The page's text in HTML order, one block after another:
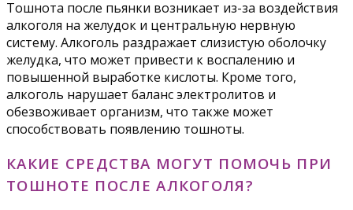
Тошнота после пьянки возникает из-за воздействия
алкоголя на желудок и центральную нервную
систему. Алкоголь раздражает слизистую оболочку
желудка, что может привести к воспалению и
повышенной выработке кислоты. Кроме того,
алкоголь нарушает баланс электролитов и
обезвоживает организм, что также может
способствовать появлению тошноты.
КАКИЕ СРЕДСТВА МОГУТ ПОМОЧЬ ПРИ
ТОШНОТЕ ПОСЛЕ АЛКОГОЛЯ?